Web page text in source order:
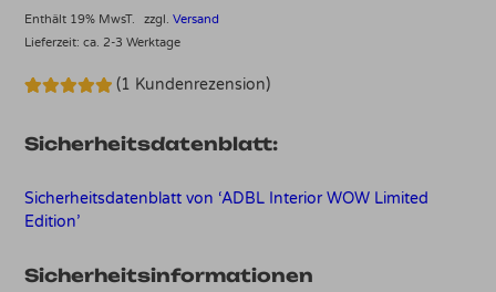
Enthält 19% MwsT. zzgl.Versand
Lieferzeit: ca. 2-3 Werktage
basierend
auf
(1 Kundenrezension)
Sicherheitsdatenblatt:
Sicherheitsdatenblatt von ‘ADBL Interior WOW Limited
Edition’
Sicherheitsinformationen